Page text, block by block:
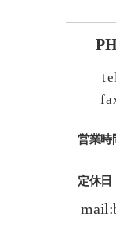
営業時
定休日
mail: